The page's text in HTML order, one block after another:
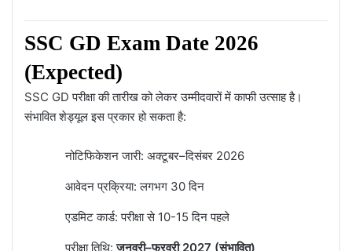
SSC GD Exam Date 2026
(Expected)
SSC GD परीक्षा की तारीख को लेकर उम्मीदवारों में काफी उत्साह है।
संभावित शेड्यूल इस प्रकार हो सकता है:
नोटिफिकेशन जारी: अक्टूबर–दिसंबर 2026
आवेदन प्रक्रिया: लगभग 30 दिन
एडमिट कार्ड: परीक्षा से 10-15 दिन पहले
परीक्षा तिथि:जनवरी–फरवरी 2027 (संभावित)